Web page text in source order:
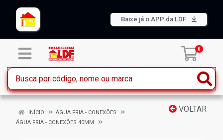
Baixe já o APP da LDF
0
VOLTAR
INÍCIO
ÁGUA FRIA - CONEXÕES
ÁGUA FRIA - CONEXÕES 40MM
.